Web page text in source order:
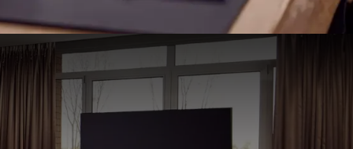
aanvraag
Vraag eenvoudig en vrijblijvend een offerte aan en